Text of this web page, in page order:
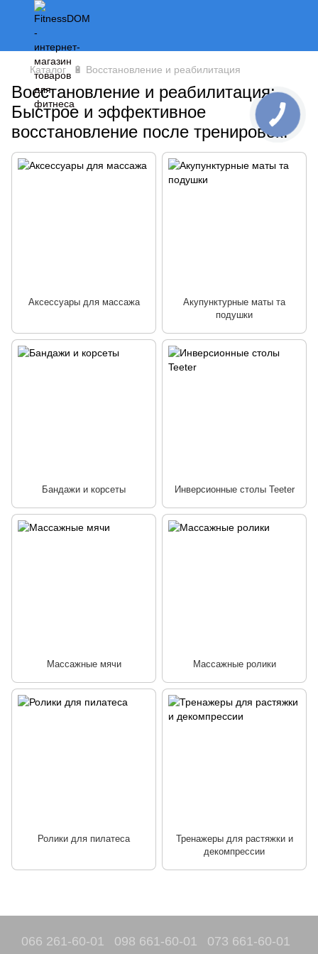
Каталог 🔋 Восстановление и реабилитация
Восстановление и реабилитация:
Быстрое и эффективное
восстановление после тренировок!
Аксессуары для массажа
Акупунктурные маты та
подушки
Бандажи и корсеты Инверсионные столы Teeter
Массажные мячи Массажные ролики
Ролики для пилатеса
Тренажеры для растяжки и
декомпрессии
066 261-60-01 098 661-60-01 073 661-60-01